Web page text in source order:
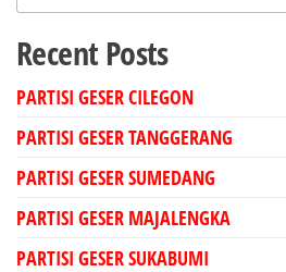
Recent Posts
PARTISI GESER CILEGON
PARTISI GESER TANGGERANG
PARTISI GESER SUMEDANG
PARTISI GESER MAJALENGKA
PARTISI GESER SUKABUMI